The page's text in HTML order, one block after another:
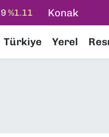
%0.18
%0.38
Konak
Türkiye Yerel